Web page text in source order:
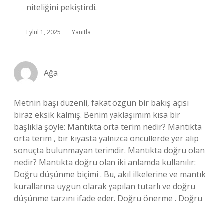
niteliğini pekiştirdi.
Eylül 1, 2025 Yanıtla
Ağa
Metnin başı düzenli, fakat özgün bir bakış açısı
biraz eksik kalmış. Benim yaklaşımım kısa bir
başlıkla şöyle: Mantıkta orta terim nedir? Mantıkta
orta terim , bir kıyasta yalnızca öncüllerde yer alıp
sonuçta bulunmayan terimdir. Mantıkta doğru olan
nedir? Mantıkta doğru olan iki anlamda kullanılır:
Doğru düşünme biçimi . Bu, akıl ilkelerine ve mantık
kurallarına uygun olarak yapılan tutarlı ve doğru
düşünme tarzını ifade eder. Doğru önerme . Doğru